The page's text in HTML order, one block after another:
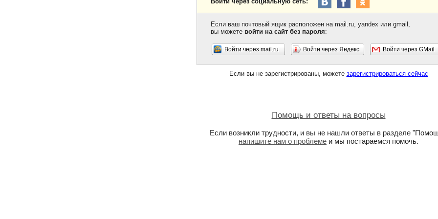
Если ваш почтовый ящик расположен на mail.ru, yandex или gmail,
вы можете войти на сайт без пароля:
Войти через mail.ru Войти через Яндекс Войти через GMail
Если вы не зарегистрированы, можете зарегистрироваться сейчас
Помощь и ответы на вопросы
Если возникли трудности, и вы не нашли ответы в разделе
напишите нам о проблеме и мы постараемся помочь.